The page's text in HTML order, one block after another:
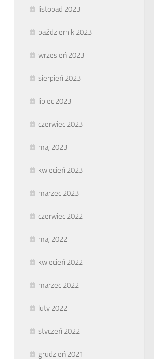
listopad 2023
październik 2023
wrzesień 2023
sierpień 2023
lipiec 2023
czerwiec 2023
maj 2023
kwiecień 2023
marzec 2023
czerwiec 2022
maj 2022
kwiecień 2022
marzec 2022
luty 2022
styczeń 2022
grudzień 2021